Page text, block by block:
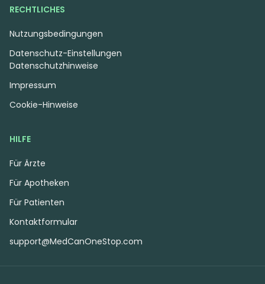
HILFE
Für Ärzte
Für Apotheken
Für Patienten
Kontaktformular
support@MedCanOneStop.com
RECHTLICHES
Nutzungsbedingungen
Datenschutzhinweise
Impressum
Cookie-Hinweise
Datenschutz-Einstellungen